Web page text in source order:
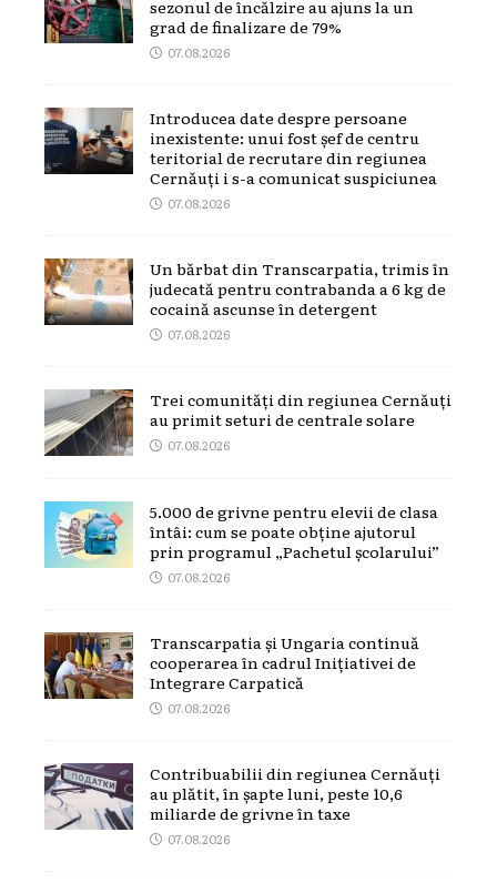
sezonul de încălzire au ajuns la un
grad de finalizare de 79%
07.08.2026
Introducea date despre persoane
inexistente: unui fost șef de centru
teritorial de recrutare din regiunea
Cernăuți i s-a comunicat suspiciunea
07.08.2026
Un bărbat din Transcarpatia, trimis în
judecată pentru contrabanda a 6 kg de
cocaină ascunse în detergent
07.08.2026
Trei comunități din regiunea Cernăuți
au primit seturi de centrale solare
07.08.2026
5.000 de grivne pentru elevii de clasa
întâi: cum se poate obține ajutorul
prin programul „Pachetul școlarului”
07.08.2026
Transcarpatia și Ungaria continuă
cooperarea în cadrul Inițiativei de
Integrare Carpatică
07.08.2026
Contribuabilii din regiunea Cernăuți
au plătit, în șapte luni, peste 10,6
miliarde de grivne în taxe
07.08.2026